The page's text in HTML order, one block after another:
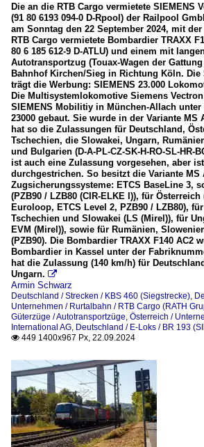
Die an die RTB Cargo vermietete SIEMENS
(91 80 6193 094-0 D-Rpool) der Railpool
am Sonntag den 22 September 2024, mit
RTB Cargo vermietete Bombardier TRAXX
80 6 185 612-9 D-ATLU) und einem mit
Autotransportzug (Touax-Wagen der
Bahnhof Kirchen/Sieg in Richtung Köln. Die
trägt die Werbung: SIEMENS 23.000
Die Multisystemlokomotive Siemens
SIEMENS Mobilitiy in München-Allach
23000 gebaut. Sie wurde in der Variante MS
hat so die Zulassungen für Deutschland,
Tschechien, die Slowakei, Ungarn,
und Bulgarien (D-A-PL-CZ-SK-H-RO-SL-HR-
ist auch eine Zulassung vorgesehen, aber
durchgestrichen. So besitzt die Variante MS
Zugsicherungssysteme: ETCS BaseLine 3,
(PZB90 / LZB80 (CIR-ELKE I)), für
Euroloop, ETCS Level 2, PZB90 / LZB80),
Tschechien und Slowakei (LS (Mirel)), für
EVM (Mirel)), sowie für Rumänien,
(PZB90). Die Bombardier TRAXX F140 AC2
Bombardier in Kassel unter der
hat die Zulassung (140 km/h) für
Ungarn. 
Armin Schwarz
Deutschland / Strecken / KBS 460 (Siegstrecke)
Unternehmen / Rurtalbahn / RTB Cargo (RATH
Güterzüge / Autotransportzüge Österreich /
International AG Deutschland / E-Loks / BR 193
 449 1400x967 Px, 22.09.2024